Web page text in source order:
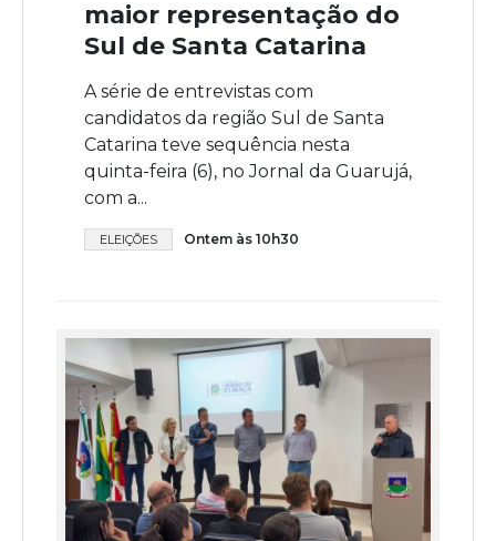
maior representação do
Sul de Santa Catarina
A série de entrevistas com
candidatos da região Sul de Santa
Catarina teve sequência nesta
quinta-feira (6), no Jornal da Guarujá,
com a...
ELEIÇÕES Ontem às 10h30